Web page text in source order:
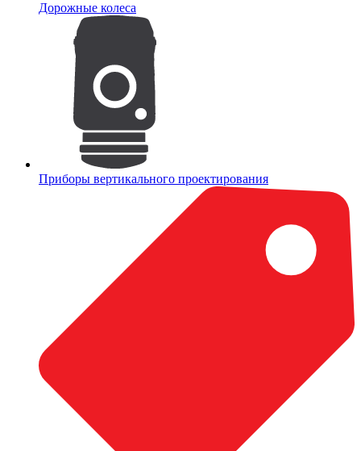
Дорожные колеса
Приборы вертикального проектирования